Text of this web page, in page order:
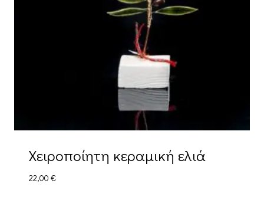
Χειροποίητη κεραμική ελιά
22,00 €